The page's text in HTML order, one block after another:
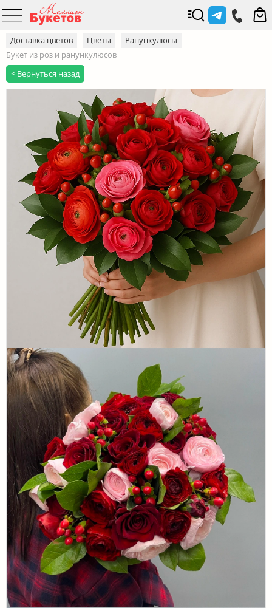
Доставка цветов Цветы
Ранункулюсы
Букет из роз и ранункулюсов
< Вернуться назад